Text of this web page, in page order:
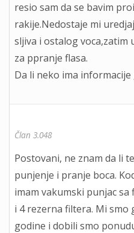
resio sam da se bavim
rakije.Nedostaje mi
sljiva i ostalog voca,zatim
za ppranje flasa.
Da li neko ima
Član 3.048
Postovani, ne znam da li
punjenje i pranje boca.
imam vakumski punjac
i 4 rezerna filtera. Mi smo
godine i dobili smo